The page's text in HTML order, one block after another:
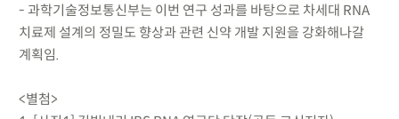
- 과학기술정보통신부는 이번 연구 성과를 바탕으로 차세대 RNA
치료제 설계의 정밀도 향상과 관련 신약 개발 지원을 강화해나갈
계획임.
<별첨>